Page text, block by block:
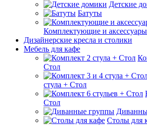
Детские
Батуты
Комплектующие и
Дизайнерские кресла и столики
Мебель для кафе
Стол
стула + Стол
Стол
Столы для